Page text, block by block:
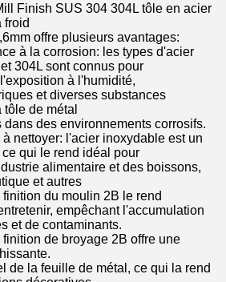
Finish SUS 304 304L tôle en acier
froid
offre plusieurs avantages:
à la corrosion: les types d'acier
304L sont connus pour
à l'humidité,
et diverses substances
de métal
des environnements corrosifs.
nettoyer: l'acier inoxydable est un
qui le rend idéal pour
alimentaire et des boissons,
et autres
du moulin 2B le rend
empêchant l'accumulation
et de contaminants.
de broyage 2B offre une
de la feuille de métal, ce qui la rend